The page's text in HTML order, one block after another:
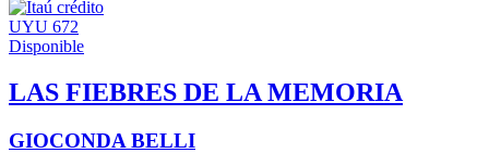
UYU 672
Disponible
LAS FIEBRES DE LA MEMORIA
GIOCONDA BELLI